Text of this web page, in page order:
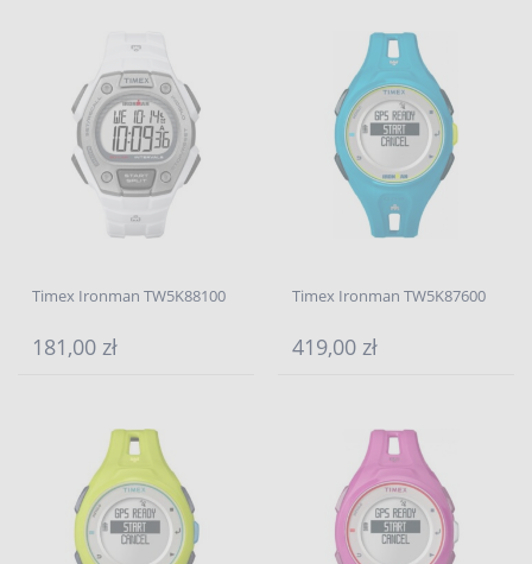
Timex Ironman TW5K88100
181,00 zł
Timex Ironman TW5K87600
419,00 zł